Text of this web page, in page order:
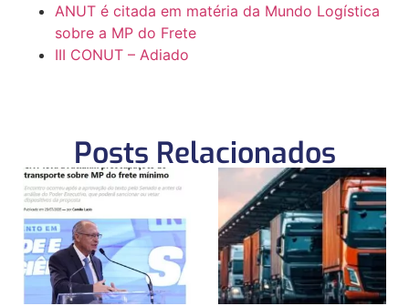
ANUT é citada em matéria da Mundo Logística
sobre a MP do Frete
III CONUT – Adiado
Posts Relacionados